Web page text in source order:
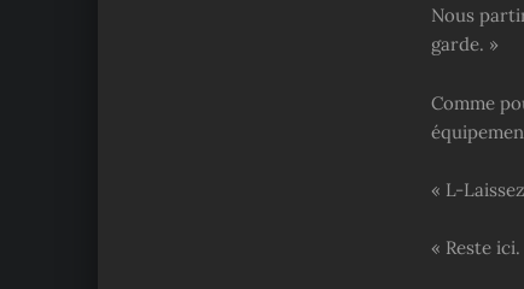
Nous
garde. »
Comme
« L-
« Reste ici.